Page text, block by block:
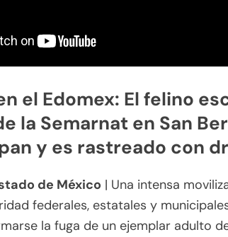
el Edomex: El felino
la Semarnat en San
y es rastreado con
de México | Una intensa
federales, estatales y
la fuga de un ejemplar adulto